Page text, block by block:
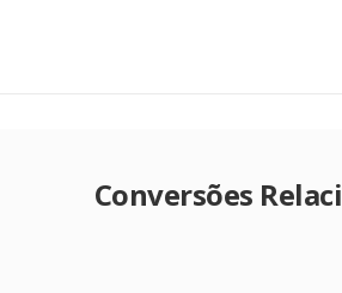
Conversões